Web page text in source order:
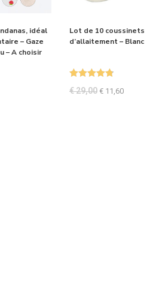
idéal
– Gaze
– A choisir
Lot de 10 coussinets
d’allaitement – Blanc
Note
4.88
€29,00 €11,60